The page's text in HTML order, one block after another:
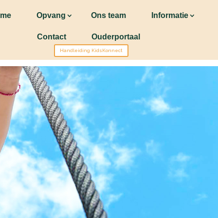
Opvang Ons team Informatie
Contact Ouderportaal
Handleiding KidsKonnect